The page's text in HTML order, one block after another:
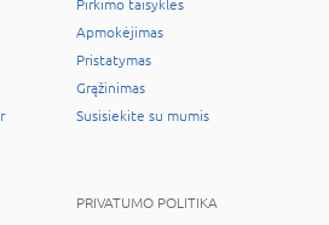
Pirkimo taisyklės
Apmokėjimas
Pristatymas
Grąžinimas
Susisiekite su mumis
PRIVATUMO POLITIKA